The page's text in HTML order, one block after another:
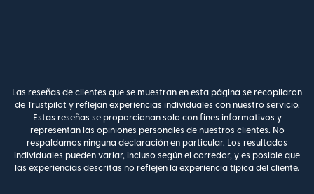
Las reseñas de clientes que se muestran en esta página se recopilaron
de Trustpilot y reflejan experiencias individuales con nuestro servicio.
Estas reseñas se proporcionan solo con fines informativos y
representan las opiniones personales de nuestros clientes. No
respaldamos ninguna declaración en particular. Los resultados
individuales pueden variar, incluso según el corredor, y es posible que
las experiencias descritas no reflejen la experiencia típica del cliente.